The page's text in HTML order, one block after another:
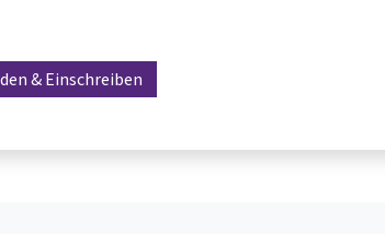
& Einschreiben